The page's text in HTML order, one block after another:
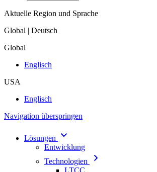
Aktuelle Region und Sprache
Global | Deutsch
Global
Englisch
USA
Englisch
Navigation überspringen
Lösungen
Entwicklung
Technologien
LTCC